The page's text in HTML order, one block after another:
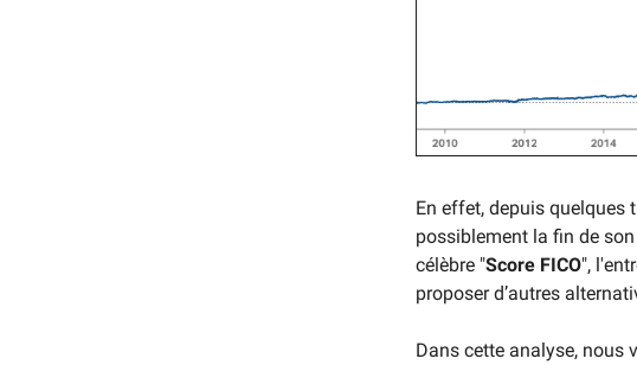
En effet, depuis quelques
possiblement la fin de
célèbre "Score FICO",
proposer d’autres
Dans cette analyse, nous